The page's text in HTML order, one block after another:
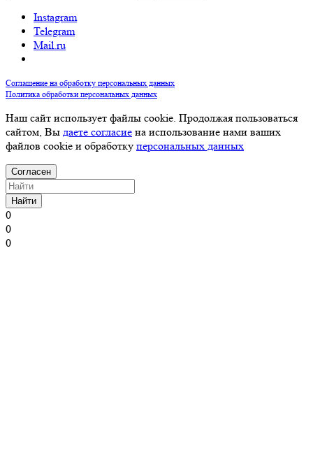
Instagram
Telegram
Mail.ru
Соглашение на обработку персональных данных
Политика обработки персональных данных
Наш сайт использует файлы cookie. Продолжая пользоваться
сайтом, Вы даете согласие на использование нами ваших
файлов cookie и обработку персональных данных
Согласен
Найти
0
0
0